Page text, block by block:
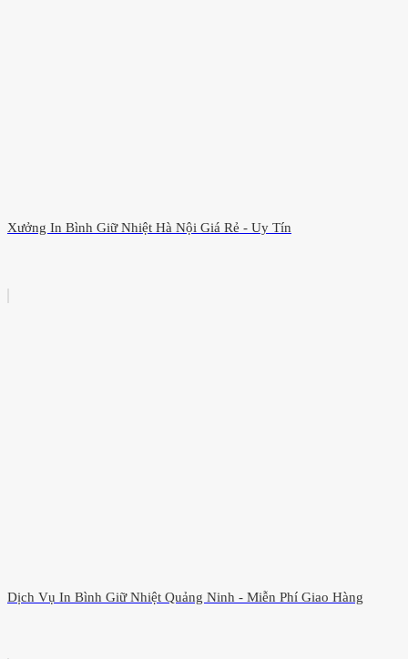
Xưởng In Bình Giữ Nhiệt Hà Nội Giá Rẻ - Uy Tín
Dịch Vụ In Bình Giữ Nhiệt Quảng Ninh - Miễn Phí Giao Hàng